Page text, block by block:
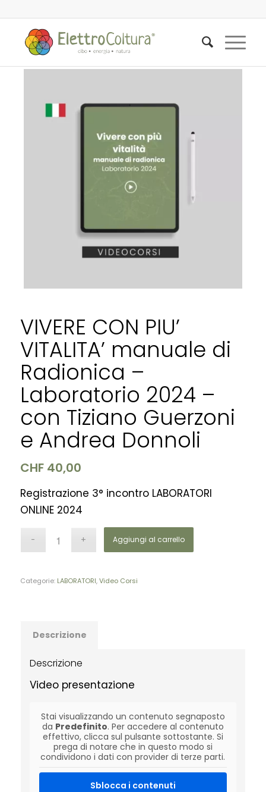
VIVERE CON PIU’
VITALITA’ manuale di
Radionica –
Laboratorio 2024 –
con Tiziano Guerzoni
e Andrea Donnoli
CHF40,00
Registrazione 3° incontro LABORATORI
ONLINE 2024
Aggiungi al carrello
Categorie: LABORATORI,Video Corsi
Descrizione
Descrizione
Video presentazione
Stai visualizzando un contenuto segnaposto
da Predefinito. Per accedere al contenuto
effettivo, clicca sul pulsante sottostante. Si
prega di notare che in questo modo si
condividono i dati con provider di terze parti.
Sblocca i contenuti